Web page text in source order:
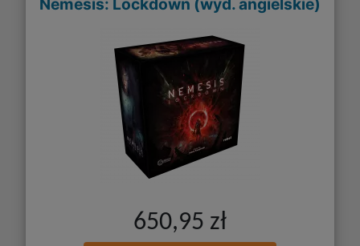
Nemesis: Lockdown (wyd. angielskie)
650,95 zł